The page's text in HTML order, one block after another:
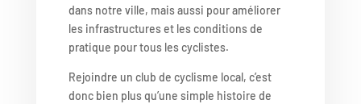
dans notre ville, mais aussi pour améliorer
les infrastructures et les conditions de
pratique pour tous les cyclistes.
Rejoindre un club de cyclisme local, c’est
donc bien plus qu’une simple histoire de